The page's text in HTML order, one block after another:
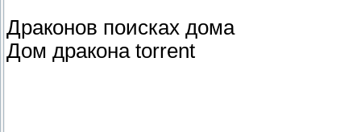
Драконов поисках дома
Дом дракона torrent